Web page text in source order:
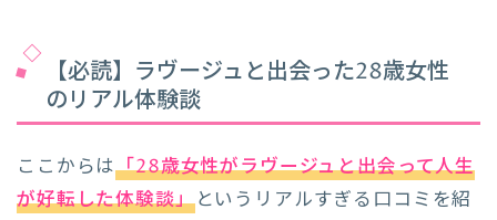
【必読】ラヴージュと出会った28歳女性
のリアル体験談
ここからは「28歳女性がラヴージュと出会って人生
が好転した体験談」というリアルすぎる口コミを紹